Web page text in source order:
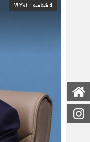
صفحه اصلی
اینستاگرام
شناسه : 19301